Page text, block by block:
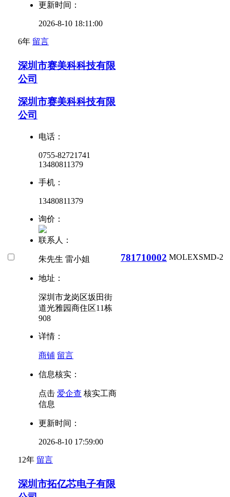
更新时间：
2026-8-10 18:11:00
6年 留言
深圳市赛美科科技有限
公司
深圳市赛美科科技有限
公司
电话：
0755-82721741
13480811379
手机：
13480811379
询价：
联系人：
朱先生 雷小姐
地址：
深圳市龙岗区坂田街
道光雅园商住区11栋
908
详情：
商铺 留言
信息核实：
点击 爱企查 核实工商
信息
更新时间：
2026-8-10 17:59:00
12年 留言
781710002 MOLEXSMD-2
深圳市拓亿芯电子有限